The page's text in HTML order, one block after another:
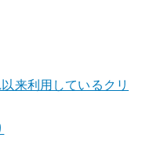
来利用しているクリ